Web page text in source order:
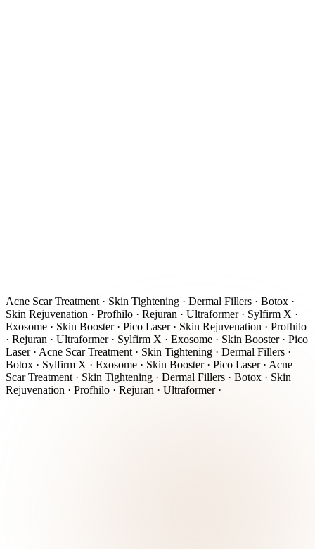
Acne Scar Treatment · Skin Tightening · Dermal Fillers · Botox ·
Skin Rejuvenation · Profhilo · Rejuran · Ultraformer · Sylfirm X ·
Exosome · Skin Booster · Pico Laser · Skin Rejuvenation · Profhilo
· Rejuran · Ultraformer · Sylfirm X · Exosome · Skin Booster · Pico
Laser · Acne Scar Treatment · Skin Tightening · Dermal Fillers ·
Botox · Sylfirm X · Exosome · Skin Booster · Pico Laser · Acne
Scar Treatment · Skin Tightening · Dermal Fillers · Botox · Skin
Rejuvenation · Profhilo · Rejuran · Ultraformer ·